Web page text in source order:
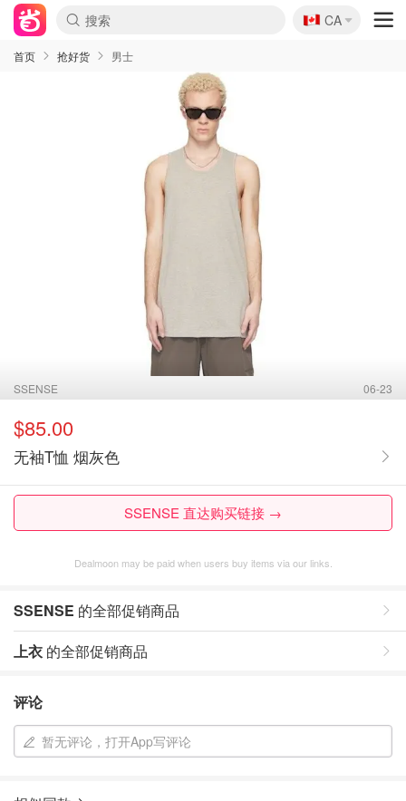
🇨🇦
CA
首页 抢好货 男士
SSENSE 06-23
$85.00
无袖T恤 烟灰色
SSENSE 直达购买链接 →
Dealmoon may be paid when users buy items via our links.
SSENSE 的全部促销商品
上衣 的全部促销商品
评论
暂无评论，打开App写评论